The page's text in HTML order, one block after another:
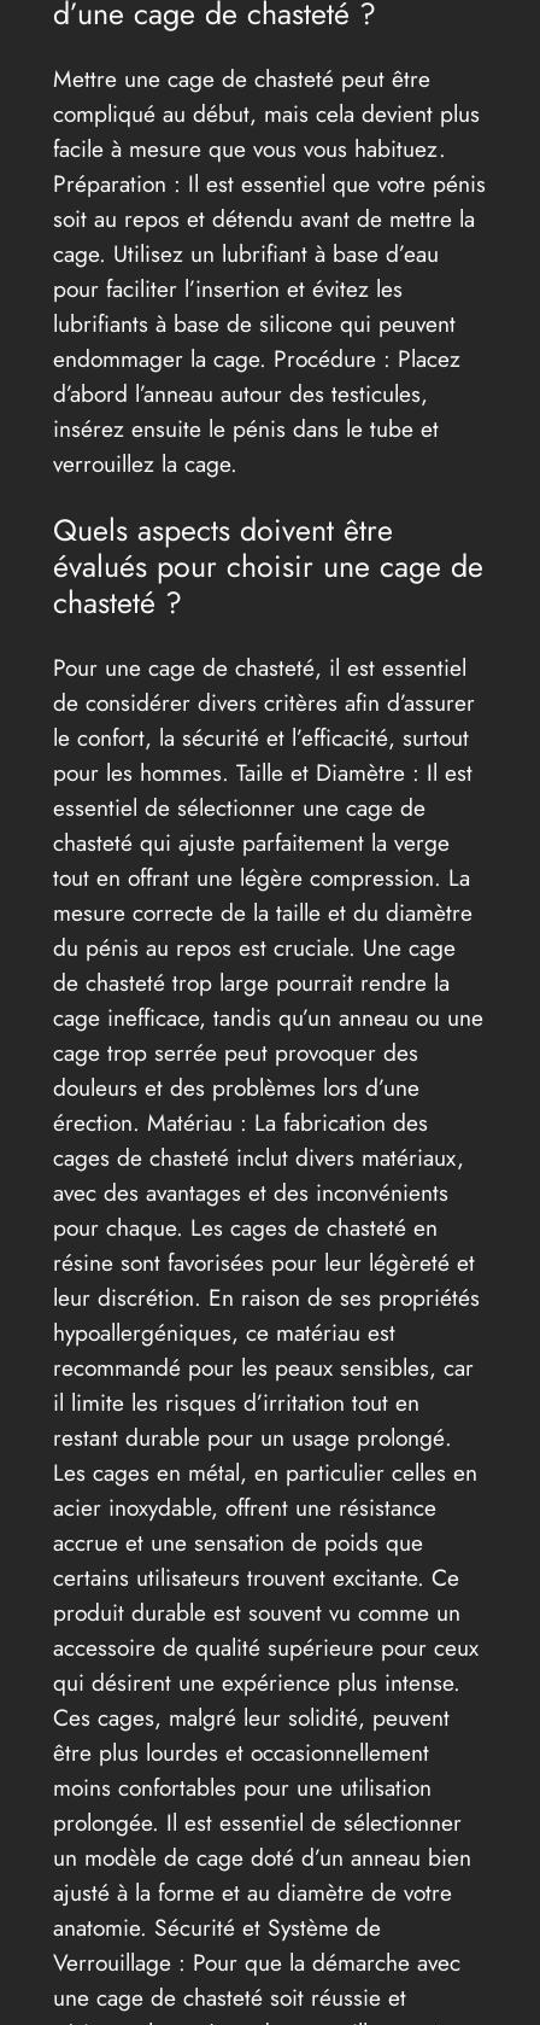
d’une cage de chasteté ?
Mettre une cage de chasteté peut être
compliqué au début, mais cela devient plus
facile à mesure que vous vous habituez.
Préparation : Il est essentiel que votre pénis
soit au repos et détendu avant de mettre la
cage. Utilisez un lubrifiant à base d’eau
pour faciliter l’insertion et évitez les
lubrifiants à base de silicone qui peuvent
endommager la cage. Procédure : Placez
d’abord l’anneau autour des testicules,
insérez ensuite le pénis dans le tube et
verrouillez la cage.
Quels aspects doivent être
évalués pour choisir une cage de
chasteté ?
Pour une cage de chasteté, il est essentiel
de considérer divers critères afin d’assurer
le confort, la sécurité et l’efficacité, surtout
pour les hommes. Taille et Diamètre : Il est
essentiel de sélectionner une cage de
chasteté qui ajuste parfaitement la verge
tout en offrant une légère compression. La
mesure correcte de la taille et du diamètre
du pénis au repos est cruciale. Une cage
de chasteté trop large pourrait rendre la
cage inefficace, tandis qu’un anneau ou une
cage trop serrée peut provoquer des
douleurs et des problèmes lors d’une
érection. Matériau : La fabrication des
cages de chasteté inclut divers matériaux,
avec des avantages et des inconvénients
pour chaque. Les cages de chasteté en
résine sont favorisées pour leur légèreté et
leur discrétion. En raison de ses propriétés
hypoallergéniques, ce matériau est
recommandé pour les peaux sensibles, car
il limite les risques d’irritation tout en
restant durable pour un usage prolongé.
Les cages en métal, en particulier celles en
acier inoxydable, offrent une résistance
accrue et une sensation de poids que
certains utilisateurs trouvent excitante. Ce
produit durable est souvent vu comme un
accessoire de qualité supérieure pour ceux
qui désirent une expérience plus intense.
Ces cages, malgré leur solidité, peuvent
être plus lourdes et occasionnellement
moins confortables pour une utilisation
prolongée. Il est essentiel de sélectionner
un modèle de cage doté d’un anneau bien
ajusté à la forme et au diamètre de votre
anatomie. Sécurité et Système de
Verrouillage : Pour que la démarche avec
une cage de chasteté soit réussie et